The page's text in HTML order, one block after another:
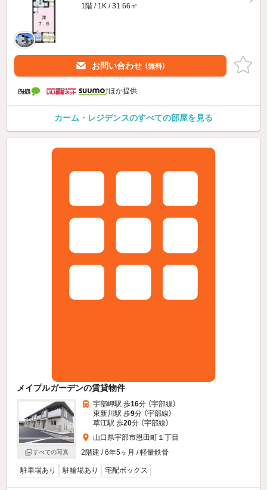
1階 / 1K / 31.66㎡
お問い合わせ （無料）
ほか提供
カーム・レジデンスのすべての部屋を見る
メイプルガーデンの賃貸物件
すべての写真
宇部岬駅 歩16分 （宇部線）
東新川駅 歩9分 （宇部線）
草江駅 歩20分 （宇部線）
山口県宇部市恩田町１丁目
2階建 / 6年5ヶ月 / 軽量鉄骨
駐車場あり 駐輪場あり 宅配ボックス